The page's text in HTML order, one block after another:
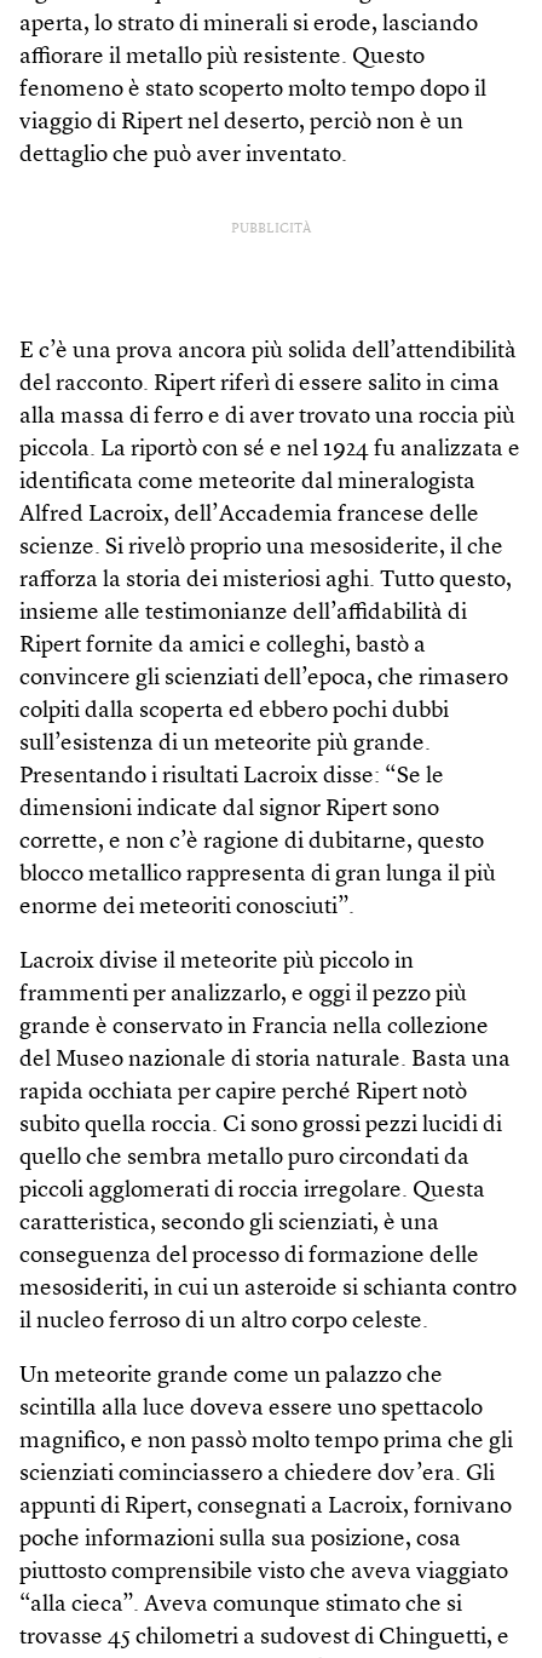
aperta, lo strato di minerali si erode, lasciando
affiorare il metallo più resistente. Questo
fenomeno è stato scoperto molto tempo dopo il
viaggio di Ripert nel deserto, perciò non è un
dettaglio che può aver inventato.
PUBBLICITÀ
E c’è una prova ancora più solida dell’attendibilità
del racconto. Ripert riferì di essere salito in cima
alla massa di ferro e di aver trovato una roccia più
piccola. La riportò con sé e nel 1924 fu analizzata e
identificata come meteorite dal mineralogista
Alfred Lacroix, dell’Accademia francese delle
scienze. Si rivelò proprio una mesosiderite, il che
rafforza la storia dei misteriosi aghi. Tutto questo,
insieme alle testimonianze dell’affidabilità di
Ripert fornite da amici e colleghi, bastò a
convincere gli scienziati dell’epoca, che rimasero
colpiti dalla scoperta ed ebbero pochi dubbi
sull’esistenza di un meteorite più grande.
Presentando i risultati Lacroix disse: “Se le
dimensioni indicate dal signor Ripert sono
corrette, e non c’è ragione di dubitarne, questo
blocco metallico rappresenta di gran lunga il più
enorme dei meteoriti conosciuti”.
Lacroix divise il meteorite più piccolo in
frammenti per analizzarlo, e oggi il pezzo più
grande è conservato in Francia nella collezione
del Museo nazionale di storia naturale. Basta una
rapida occhiata per capire perché Ripert notò
subito quella roccia. Ci sono grossi pezzi lucidi di
quello che sembra metallo puro circondati da
piccoli agglomerati di roccia irregolare. Questa
caratteristica, secondo gli scienziati, è una
conseguenza del processo di formazione delle
mesosideriti, in cui un asteroide si schianta contro
il nucleo ferroso di un altro corpo celeste.
Un meteorite grande come un palazzo che
scintilla alla luce doveva essere uno spettacolo
magnifico, e non passò molto tempo prima che gli
scienziati cominciassero a chiedere dov’era. Gli
appunti di Ripert, consegnati a Lacroix, fornivano
poche informazioni sulla sua posizione, cosa
piuttosto comprensibile visto che aveva viaggiato
“alla cieca”. Aveva comunque stimato che si
trovasse 45 chilometri a sudovest di Chinguetti, e